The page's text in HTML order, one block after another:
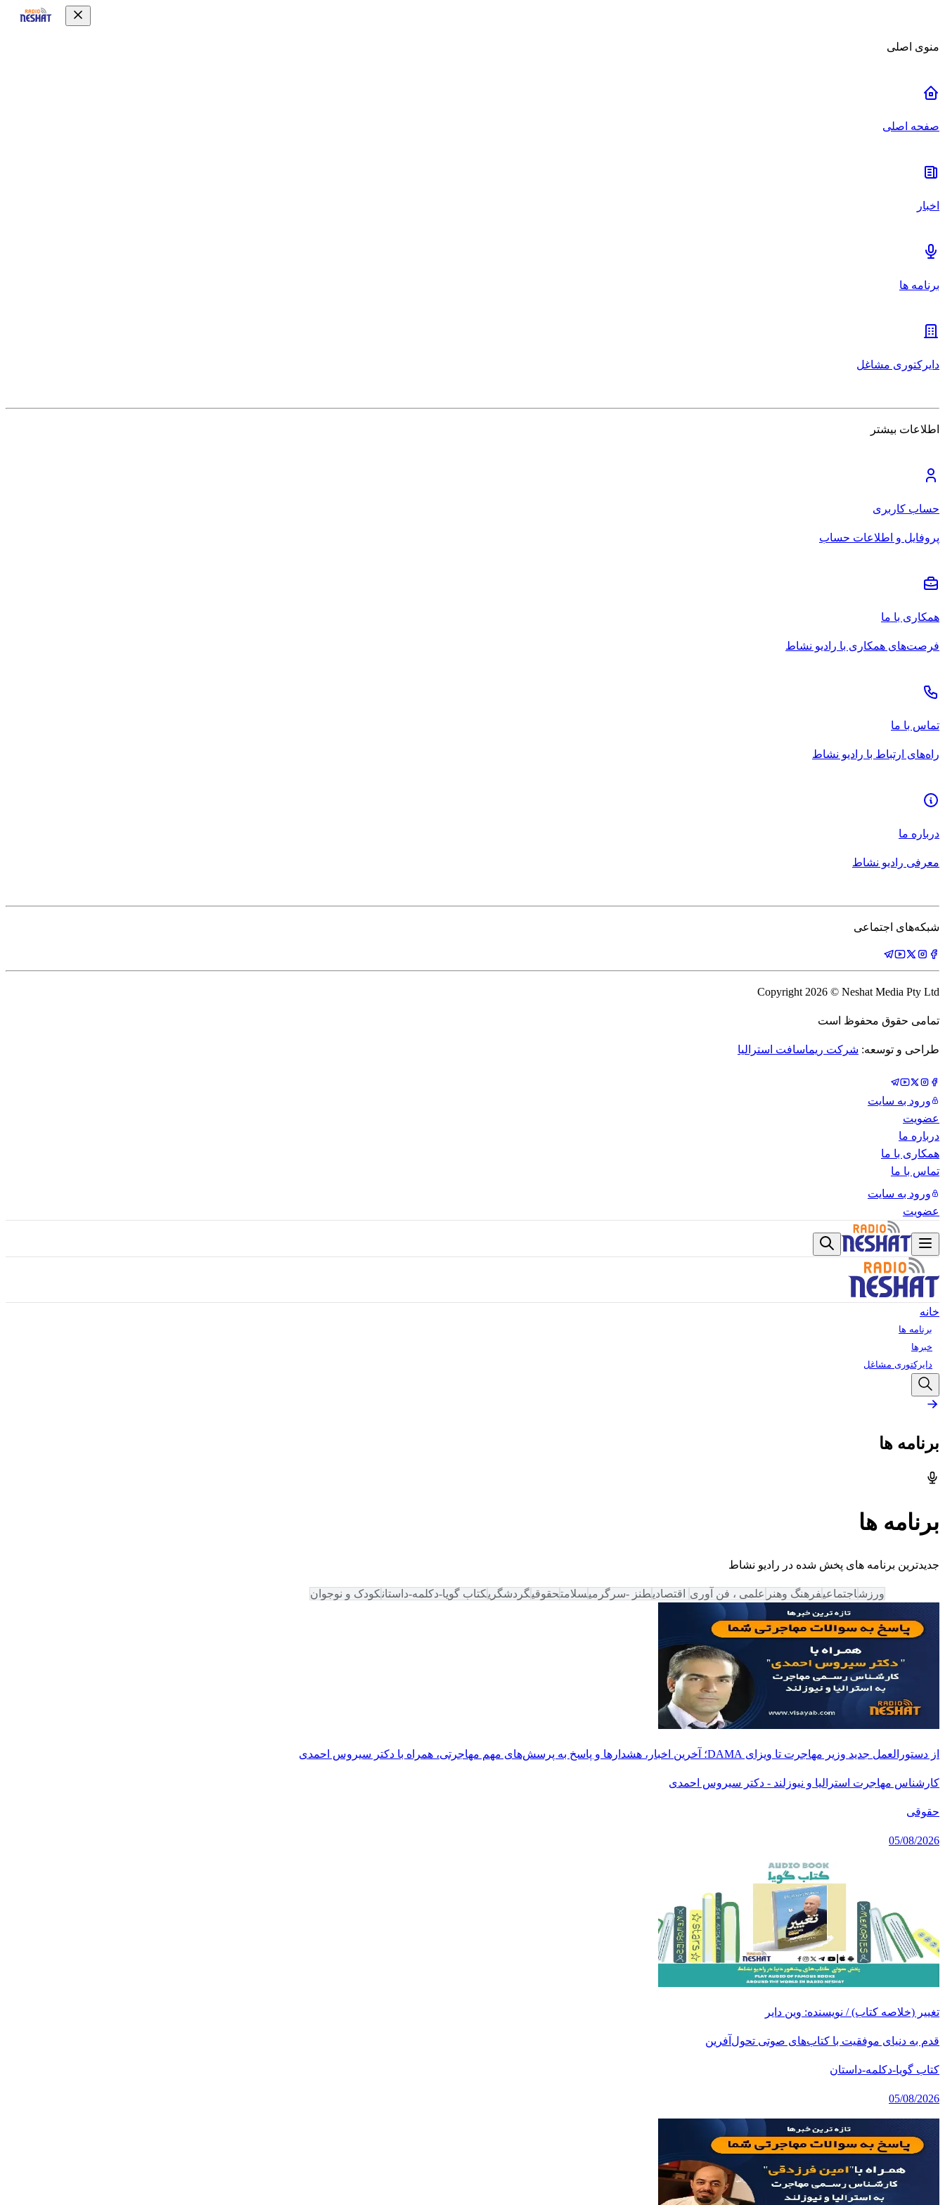
منوی اصلی
صفحه اصلی
اخبار
برنامه ها
دایرکتوری مشاغل
اطلاعات بیشتر
حساب کاربری
پروفایل و اطلاعات حساب
همکاری با ما
فرصت‌های همکاری با رادیو نشاط
تماس با ما
راه‌های ارتباط با رادیو نشاط
درباره ما
معرفی رادیو نشاط
شبکه‌های اجتماعی
Copyright 2026 © Neshat Media Pty Ltd
تمامی حقوق محفوظ است
طراحی و توسعه: شرکت ریماسافت استرالیا
ورود به سایت
عضویت
درباره ما
همکاری با ما
تماس با ما
ورود به سایت
عضویت
خانه
برنامه ها
خبرها
دایرکتوری مشاغل
برنامه ها
برنامه ها
جدیدترین برنامه های پخش شده در رادیو نشاط
ورزشاجتماعیفرهنگ وهنر علمی ، فن آوری اقتصادیطنز -سرگرمیسلامتحقوقیگردشگریکتاب گویا-دکلمه-داستانکودک و نوجوان
از دستورالعمل جدید وزیر مهاجرت تا ویزای DAMA؛ آخرین اخبار، هشدارها و پاسخ به پرسش‌های مهم مهاجرتی، همراه با دکتر سیروس احمدی
کارشناس مهاجرت استرالیا و نیوزلند - دکتر سیروس احمدی
حقوقی
05/08/2026
تغییر (خلاصه کتاب) / نویسنده: وین دایر
قدم به دنیای موفقیت با کتاب‌های صوتی تحول‌آفرین
کتاب گویا-دکلمه-داستان
05/08/2026